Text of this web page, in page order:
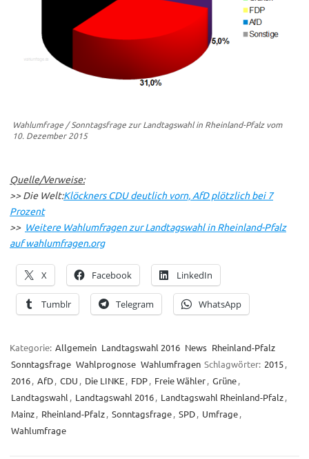
Wahlumfrage / Sonntagsfrage zur Landtagswahl in Rheinland-Pfalz vom
10. Dezember 2015
Quelle/Verweise:
>> Die Welt:Klöckners CDU deutlich vorn, AfD plötzlich bei 7
Prozent
>> Weitere Wahlumfragen zur Landtagswahl in Rheinland-Pfalz
auf wahlumfragen.org
X Facebook LinkedIn
Tumblr Telegram WhatsApp
Kategorie: Allgemein Landtagswahl 2016 News Rheinland-Pfalz
Sonntagsfrage Wahlprognose Wahlumfragen Schlagwörter: 2015,
2016, AfD, CDU , Die LINKE, FDP, Freie Wähler, Grüne,
Landtagswahl , Landtagswahl 2016, Landtagswahl Rheinland-Pfalz,
Mainz, Rheinland-Pfalz, Sonntagsfrage, SPD, Umfrage,
Wahlumfrage